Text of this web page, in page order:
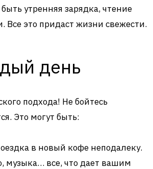
утренняя зарядка, чтение
Все это придаст жизни свежести.
день
подхода! Не бойтесь
Это могут быть:
в новый кофе неподалеку.
музыка… все, что дает вашим